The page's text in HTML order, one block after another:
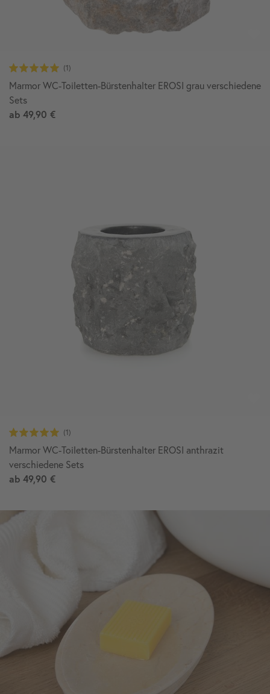
Marmor WC-Toiletten-Bürstenhalter EROSI grau verschiedene
Sets
ab 49,90 €
Marmor WC-Toiletten-Bürstenhalter EROSI anthrazit
verschiedene Sets
ab 49,90 €